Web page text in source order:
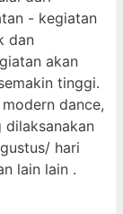
- kegiatan
dan
akan
tinggi.
dance,
dilaksanakan
hari
lain lain .